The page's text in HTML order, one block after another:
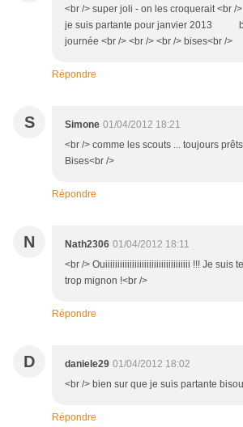
<br /> super joli - on les croquerait <br /
je suis partante pour janvier 2013
journée <br /> <br /> <br /> bises<br />
Répondre
S Simone 01/04/2012 18:21
<br /> comme les scouts ... toujours
Bises<br />
Répondre
N Nath2306 01/04/2012 18:11
<br /> Ouiiiiiiiiiiiiiiiiiiiiiiiiiiiiiiiiiii !!! Je suis
trop mignon !<br />
Répondre
D daniele29 01/04/2012 18:02
<br /> bien sur que je suis partante
Répondre